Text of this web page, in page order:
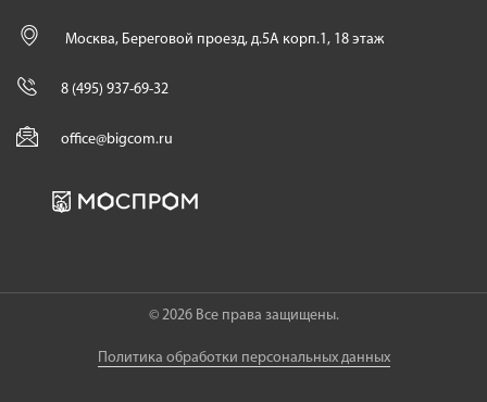
Москва, Береговой проезд, д.5А корп.1, 18 этаж
8 (495) 937-69-32
office@bigcom.ru
© 2026 Все права защищены.
Политика обработки персональных данных